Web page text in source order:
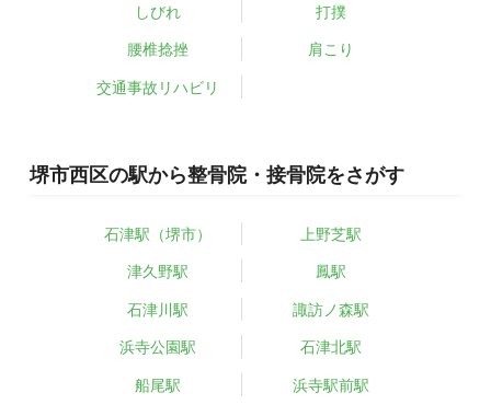
しびれ 打撲
腰椎捻挫 肩こり
交通事故リハビリ
堺市西区の駅から整骨院・接骨院をさがす
石津駅（堺市） 上野芝駅
津久野駅 鳳駅
石津川駅 諏訪ノ森駅
浜寺公園駅 石津北駅
船尾駅 浜寺駅前駅